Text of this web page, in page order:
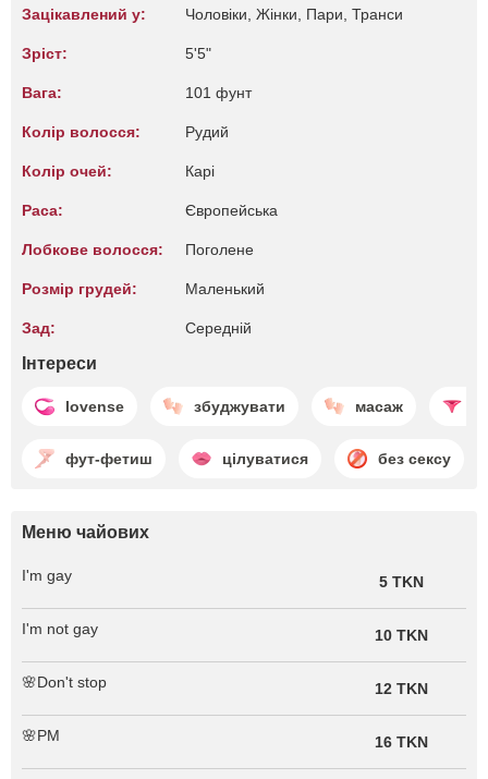
Зацікавлений у: Чоловіки, Жiнки, Пари, Транси
Зріст: 5'5"
Вага: 101 фунт
Колір волосся: Рудий
Колір очей: Карі
Раса: Європейська
Лобкове волосся: Поголене
Розмір грудей: Маленький
Зад: Середній
Інтереси
lovense збуджувати масаж
фут-фетиш цілуватися без сексу
Меню чайових
I'm gay 5 TKN
I'm not gay 10 TKN
🌸Don't stop 12 TKN
🌸PM 16 TKN